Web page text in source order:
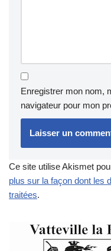
Enregistrer mon nom,
navigateur pour mon
Ce site utilise Akismet
plus sur la façon dont les
traitées.